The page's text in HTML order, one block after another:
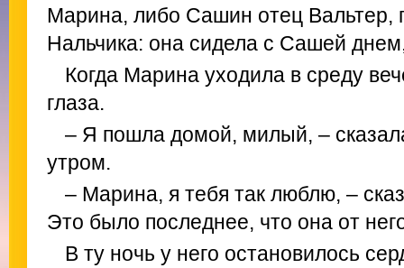
Марина, либо Сашин отец Вальтер,
Нальчика: она сидела с Сашей
Когда Марина уходила в среду
глаза.
– Я пошла домой, милый, –
утром.
– Марина, я тебя так люблю, –
Это было последнее, что она от
В ту ночь у него остановилось